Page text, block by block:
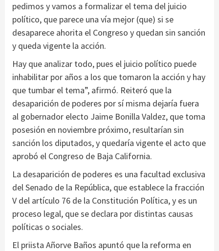
pedimos y vamos a formalizar el tema del juicio
político, que parece una vía mejor (que) si se
desaparece ahorita el Congreso y quedan sin sanción
y queda vigente la acción.
Hay que analizar todo, pues el juicio político puede
inhabilitar por años a los que tomaron la acción y hay
que tumbar el tema”, afirmó. Reiteró que la
desaparición de poderes por sí misma dejaría fuera
al gobernador electo Jaime Bonilla Valdez, que toma
posesión en noviembre próximo, resultarían sin
sanción los diputados, y quedaría vigente el acto que
aprobó el Congreso de Baja California.
La desaparición de poderes es una facultad exclusiva
del Senado de la República, que establece la fracción
V del artículo 76 de la Constitución Política, y es un
proceso legal, que se declara por distintas causas
políticas o sociales.
El priista Añorve Baños apuntó que la reforma en